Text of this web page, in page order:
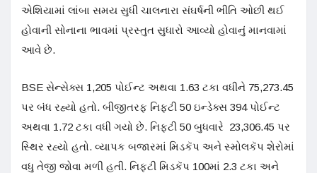
એશિયામાં લાંબા સમય સુધી ચાલનારા સંઘર્ષની ભીતિ ઓછી થઈ
હોવાની સોનાના ભાવમાં પ્રસ્તુત સુધારો આવ્યો હોવાનું માનવામાં
આવે છે.
BSE સેન્સેક્સ 1,205 પોઈન્ટ અથવા 1.63 ટકા વધીને 75,273.45
પર બંધ રહ્યો હતો. બીજીતરફ નિફ્ટી 50 ઇન્ડેક્સ 394 પોઈન્ટ
અથવા 1.72 ટકા વધી ગયો છે. નિફ્ટી 50 બુધવારે 23,306.45 પર
સ્થિર રહ્યો હતો. વ્યાપક બજારમાં મિડકૅપ અને સ્મોલકૅપ શેરોમાં
વધુ તેજી જોવા મળી હતી. નિફ્ટી મિડકૅપ 100માં 2.3 ટકા અને